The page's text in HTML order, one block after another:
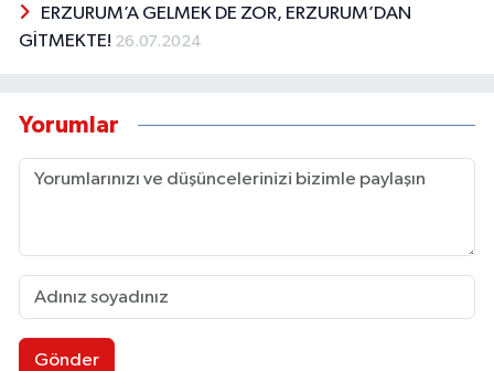
ERZURUM’A GELMEK DE ZOR, ERZURUM’DAN
GİTMEKTE! 26.07.2024
Yorumlar
Gönder